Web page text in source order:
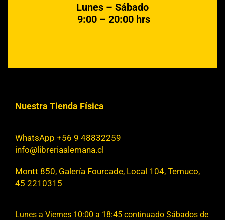
Lunes – Sábado
9:00 – 20:00 hrs
Nuestra Tienda Física
WhatsApp +56 9 48832259
info@libreriaalemana.cl
Montt 850, Galería Fourcade, Local 104, Temuco,
45 2210315
Lunes a Viernes 10:00 a 18:45 continuado Sábados de